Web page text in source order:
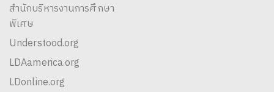
สำนักบริหารงานการศึกษา
พิเศษ
Understood.org
LDAamerica.org
LDonline.org